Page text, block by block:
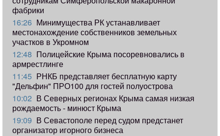
фабрики
16:26 Минимущества РК устанавливает
местонахождение собственников земельных
участков в Укромном
12:48 Полицейские Крыма посоревновались в
армрестлинге
11:45 РНКБ представляет бесплатную карту
"Дельфин" ПРО100 для гостей полуострова
10:02 В Северных регионах Крыма самая низкая
рождаемость - минюст Крыма
19:09 В Севастополе перед судом предстанет
организатор игорного бизнеса